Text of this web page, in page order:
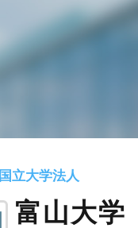
国立大学法人
富山大学